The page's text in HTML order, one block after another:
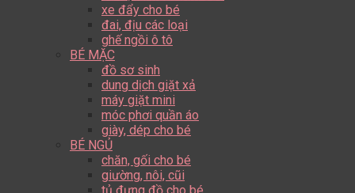
xe đẩy cho bé
đai, địu các loại
ghế ngồi ô tô
BÉ MẶC
đồ sơ sinh
dung dịch giặt xả
máy giặt mini
móc phơi quần áo
giày, dép cho bé
BÉ NGỦ
chăn, gối cho bé
giường, nôi, cũi